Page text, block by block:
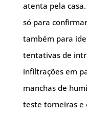
atenta pela
só para
também para
tentativas de
infiltrações em
manchas de
teste torneiras e